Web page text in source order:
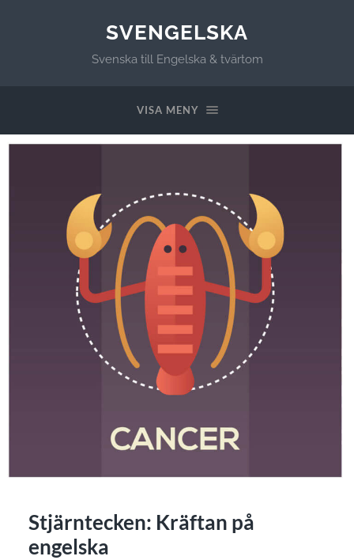
SVENGELSKA
Svenska till Engelska & tvärtom
VISA MENY
Stjärntecken: Kräftan på
engelska